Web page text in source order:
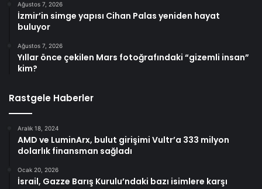
Ağustos 7, 2026
İzmir’in simge yapısı Cihan Palas yeniden hayat
buluyor
Ağustos 7, 2026
Yıllar önce çekilen Mars fotoğrafındaki “gizemli insan”
kim?
Rastgele Haberler
Aralık 18, 2024
AMD ve LuminArx, bulut girişimi Vultr’a 333 milyon
dolarlık finansman sağladı
Ocak 20, 2026
İsrail, Gazze Barış Kurulu’ndaki bazı isimlere karşı